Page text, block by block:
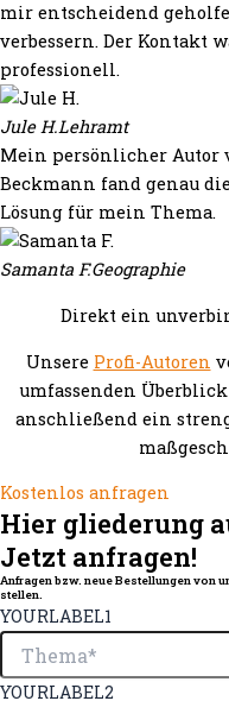
mir entscheidend
verbessern. Der Kontakt
professionell.
Jule H.Lehramt
Mein persönlicher Autor
Beckmann fand genau
Lösung für mein Thema.
Samanta F.Geographie
Direkt ein
Unsere Profi-Autoren
umfassenden
anschließend ein
Kostenlos anfragen
Hier gliederung
Jetzt anfragen!
Anfragen bzw. neue Bestellungen von
stellen.
YOURLABEL1
YOURLABEL2